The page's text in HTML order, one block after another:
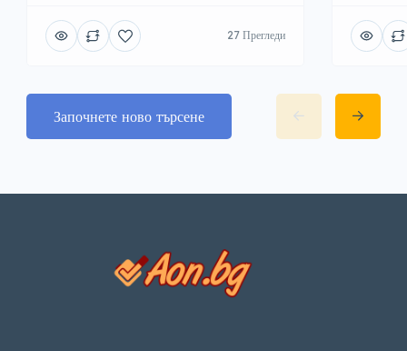
27 Прегледи
Започнете ново търсене